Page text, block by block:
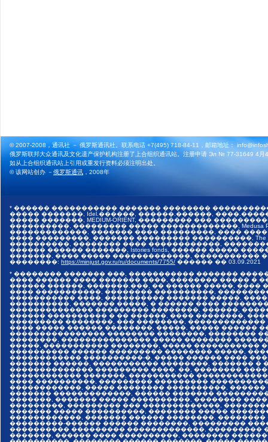
© 2007-2008，通讯社 － 俄罗斯通讯社。联系电话 +7(495) 718-84-11，邮箱地址：
俄罗斯联邦大众通讯及文化遗产保护机构注册了上合组织通讯站。注册申请 Эл № 77-31649 4月
如从上合组织通讯站上引用或重发行资料必须注明出处。
© 该网站创办 －俄罗斯通讯 ，2008年
* ������ ����������� ������� ��������
����� �������, Idel.������, ������.������,
����� �������, MEDIUM-ORIENT, ��������� ���
����������, ��������� ����� �������������, Medusa
�������������, ������� ���� ���������, ����
���� ���������, ������� ��������� ����������,
����������, �������� ���� ������������,
������ ������ �������, Istories fonds, ������ �����
�������, ���� ����� �������������, �����������
��������: https://minjust.gov.ru/ru/documents/7755/ ������ �� 03.09.2021
* �������� ������� ���, ����������� �������
���� ������ ���� ������� ����, �������� ����� �
������ ������, �������.���, �� ������ �����,
���� �����������, �������� ����������,
����������� ����, ���������� ������� �����,
����������, ������� �����, � ������ ����
�������������� ��������� ��������, ������,
������ ���������� � �� ������, ���� ��������,
��������� ��������, ��� ��������,
���� ����� ������ ��������, �����, ����� ������
���������������� �������� ��������, ��������
��������, ��������������� ����� ��������
�����, ����������� ��������, ����� �����������
���������� ������ ��������� �������� �����,
������������ ����������-�, ����� ������ ����
������� ������, ����������� ��������, �������
�������������� ��������� ����. ��, ��������
������������ �������, �����������
���� ����������, ��������� ���������
������������, ����� �������� ����������,
������� �������������, ������ �������
�������, ������� ����� ����������, ��������
���������, ��������� ��� �������������,
������� ����� ����������, �������� �����
������������, ������� ������ ��������,
���������-������ ������ ��������, ���������
���������� ��������� �������������, ���������
�������, ������ ���� ����������, ��������